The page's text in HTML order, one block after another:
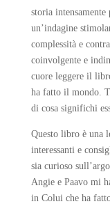
storia
un’indagine
complessità e
coinvolgente e
cuore leggere il
ha fatto il mondo.
di cosa significhi
Questo libro è una
interessanti e
sia curioso
Angie e Paavo mi
in Colui che ha